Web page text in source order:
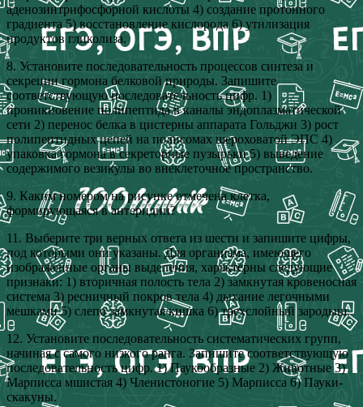
аденозинтрифосфорной кислоты 4) создание протонного
градиента 5) восстановление кислорода 6) утилизация
продуктов гликолиза.
8. Установите последовательность процессов синтеза и
секреции гормона белковой природы. Запишите
соответствующую последовательность цифр. 1)
проникновение полипептида в каналы эндоплазматической
сети 2) перенос белка в цистерны аппарата Гольджи 3) рост
полипептидных цепей на полисомах шероховатой ЭПС 4)
упаковка гормона в секреторные пузырьки 5) выведение
содержимого везикулы во внеклеточное пространство.
9. Каким номером на рисунке отмечена клетка,
формирующаяся в антеридии?
11. Выберите три верных ответа из шести и запишите цифры,
под которыми они указаны. Для организма, имеющего
изображенные органы выделения, характерны следующие
признаки: 1) вторичная полость тела 2) замкнутая кровеносная
система 3) ресничный покров тела 4) дыхание легочными
мешками 5) слепо замкнутая кишка 6) трехслойный зародыш.
12. Установите последовательность систематических групп,
начиная с самого низкого ранга. Запишите соответствующую
последовательность цифр. 1) Паукообразные 2) Животные 3)
Марписса мшистая 4) Членистоногие 5) Марписса 6) Пауки-
скакуны.